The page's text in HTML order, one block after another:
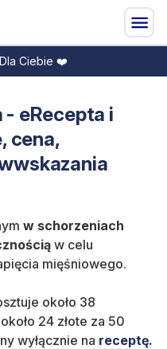
Ciebie ❤️
- eRecepta i
cena,
w schorzeniach
w celu
mięśniowego.
około 38
24 złote za 50
wyłącznie na receptę.